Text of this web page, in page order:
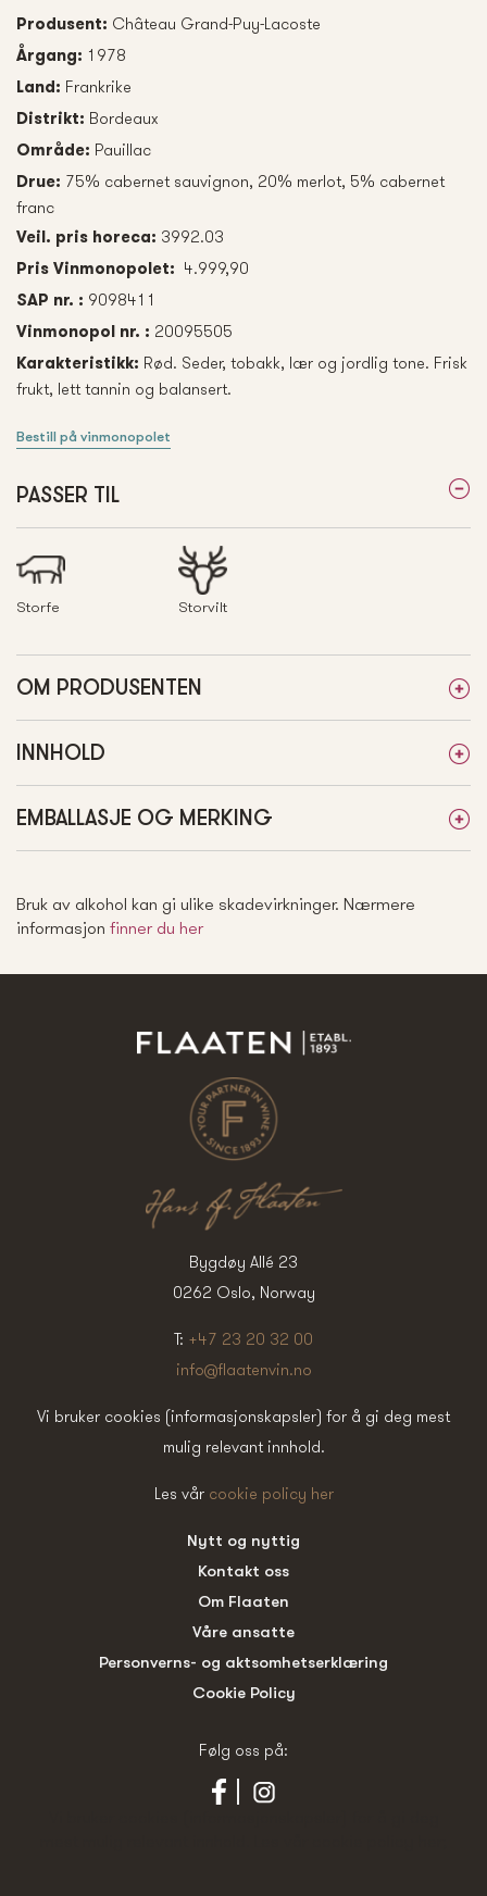
Produsent: Château Grand-Puy-Lacoste
Årgang: 1978
Land: Frankrike
Distrikt: Bordeaux
Område: Pauillac
Drue: 75% cabernet sauvignon, 20% merlot, 5% cabernet
franc
Veil. pris horeca: 3992.03
Pris Vinmonopolet: 4.999,90
SAP nr. : 9098411
Vinmonopol nr. : 20095505
Karakteristikk: Rød. Seder, tobakk, lær og jordlig tone. Frisk
frukt, lett tannin og balansert.
Bestill på vinmonopolet
PASSER TIL
Storfe Storvilt
OM PRODUSENTEN
INNHOLD
EMBALLASJE OG MERKING
Bruk av alkohol kan gi ulike skadevirkninger. Nærmere
informasjon finner du her
Bygdøy Allé 23
0262 Oslo, Norway
T: +47 23 20 32 00
info@flaatenvin.no
Vi bruker cookies (informasjonskapsler) for å gi deg mest
mulig relevant innhold.
Les vår cookie policy her
Nytt og nyttig
Kontakt oss
Om Flaaten
Våre ansatte
Personverns- og aktsomhetserklæring
Cookie Policy
Følg oss på: